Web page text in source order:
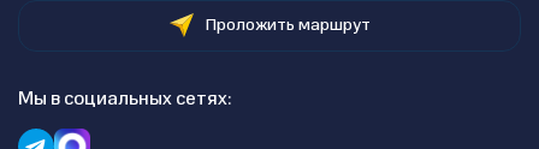
Проложить маршрут
Мы в социальных сетях: